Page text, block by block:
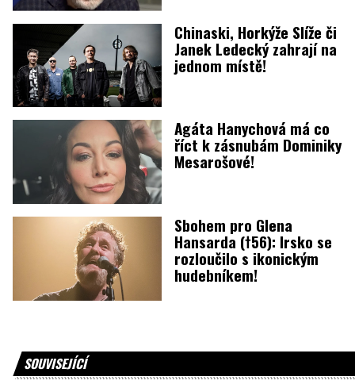
Chinaski, Horkýže Slíže či
Janek Ledecký zahrají na
jednom místě!
Agáta Hanychová má co
říct k zásnubám Dominiky
Mesarošové!
Sbohem pro Glena
Hansarda (†56): Irsko se
rozloučilo s ikonickým
hudebníkem!
SOUVISEJÍCÍ